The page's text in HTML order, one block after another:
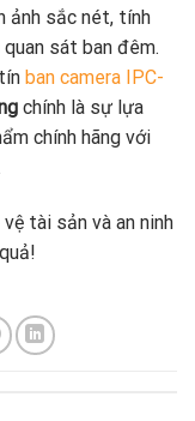
ảnh sắc nét, tính
sát ban đêm.
ban camera IPC-
chính là sự lựa
chính hãng với
tài sản và an ninh